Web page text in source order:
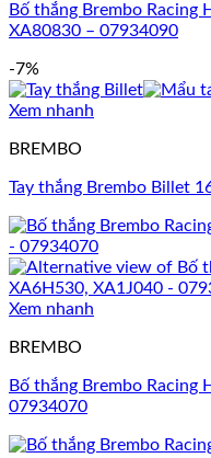
Bố thắng Brembo Racing
XA80830 – 07934090
-7%
Xem nhanh
BREMBO
Tay thắng Brembo Billet
Xem nhanh
BREMBO
Bố thắng Brembo Racing
07934070